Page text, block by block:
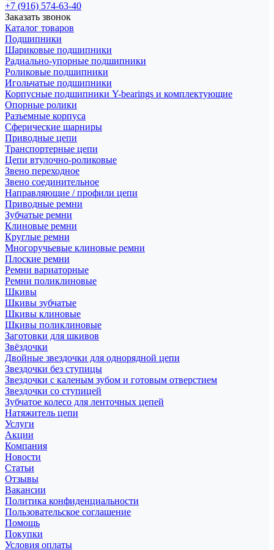
+7 (916) 574-63-40
Заказать звонок
Каталог товаров
Подшипники
Шариковые подшипники
Радиально-упорные подшипники
Роликовые подшипники
Игольчатые подшипники
Корпусные подшипники Y-bearings и комплектующие
Опорные ролики
Разъемные корпуса
Сферические шарниры
Приводные цепи
Транспортерные цепи
Цепи втулочно-роликовые
Звено переходное
Звено соединительное
Направляющие / профили цепи
Приводные ремни
Зубчатые ремни
Клиновые ремни
Круглые ремни
Многоручьевые клиновые ремни
Плоские ремни
Ремни вариаторные
Ремни поликлиновые
Шкивы
Шкивы зубчатые
Шкивы клиновые
Шкивы поликлиновые
Заготовки для шкивов
Звёздочки
Двойные звездочки для однорядной цепи
Звездочки без ступицы
Звездочки с каленым зубом и готовым отверстием
Звездочки со ступицей
Зубчатое колесо для ленточных цепей
Натяжитель цепи
Услуги
Акции
Компания
Новости
Статьи
Отзывы
Вакансии
Политика конфиденциальности
Пользовательское соглашение
Помощь
Покупки
Условия оплаты